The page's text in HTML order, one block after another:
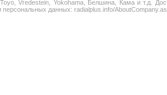
Vredestein, Yokohama, Белшина, Кама и т.д.
персональных данных: radialplus.info/